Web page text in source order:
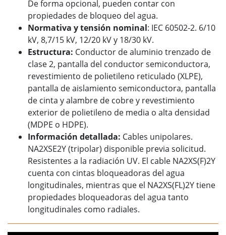
De forma opcional, pueden contar con
propiedades de bloqueo del agua.
Normativa y tensión nominal: IEC 60502-2. 6/10
kV, 8,7/15 kV, 12/20 kV y 18/30 kV.
Estructura: Conductor de aluminio trenzado de
clase 2, pantalla del conductor semiconductora,
revestimiento de polietileno reticulado (XLPE),
pantalla de aislamiento semiconductora, pantalla
de cinta y alambre de cobre y revestimiento
exterior de polietileno de media o alta densidad
(MDPE o HDPE).
Información detallada: Cables unipolares.
NA2XSE2Y (tripolar) disponible previa solicitud.
Resistentes a la radiación UV. El cable NA2XS(F)2Y
cuenta con cintas bloqueadoras del agua
longitudinales, mientras que el NA2XS(FL)2Y tiene
propiedades bloqueadoras del agua tanto
longitudinales como radiales.